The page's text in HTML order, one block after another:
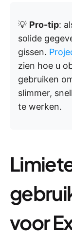
💡 Pro-tip:
solide
gissen.
zien hoe u
gebruiken
slimmer,
te werken.
voor